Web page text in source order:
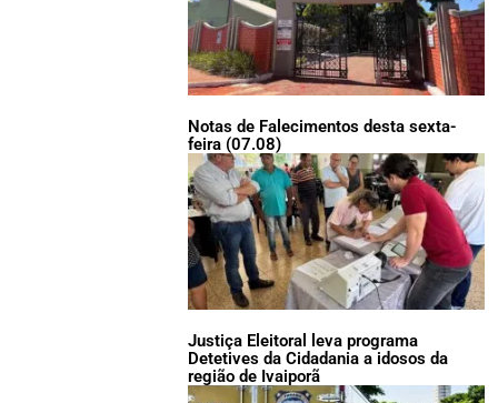
Notas de Falecimentos desta sexta-
feira (07.08)
Justiça Eleitoral leva programa
Detetives da Cidadania a idosos da
região de Ivaiporã